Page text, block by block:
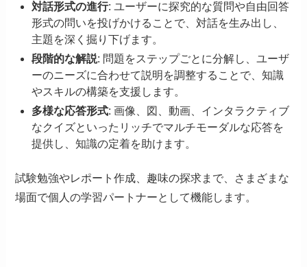
対話形式の進行: ユーザーに探究的な質問や自由回答
形式の問いを投げかけることで、対話を生み出し、
主題を深く掘り下げます。
段階的な解説: 問題をステップごとに分解し、ユーザ
ーのニーズに合わせて説明を調整することで、知識
やスキルの構築を支援します。
多様な応答形式: 画像、図、動画、インタラクティブ
なクイズといったリッチでマルチモーダルな応答を
提供し、知識の定着を助けます。
試験勉強やレポート作成、趣味の探求まで、さまざまな
場面で個人の学習パートナーとして機能します。